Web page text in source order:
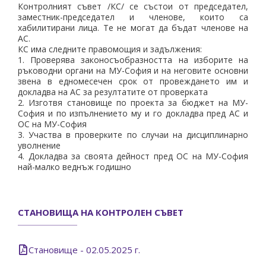
Контролният съвет /КС/ се състои от председател,
заместник-председател и членове, които са
хабилитирани лица. Те не могат да бъдат членове на
АС.
КС има следните правомощия и задължения:
1. Проверява законосъобразността на изборите на
ръководни органи на МУ-София и на неговите основни
звена в едномесечен срок от провеждането им и
докладва на АС за резултатите от проверката
2. Изготвя становище по проекта за бюджет на МУ-
София и по изпълнението му и го докладва пред АС и
ОС на МУ-София
3. Участва в проверките по случаи на дисциплинарно
уволнение
4. Докладва за своята дейност пред ОС на МУ-София
най-малко веднъж годишно
СТАНОВИЩА НА КОНТРОЛЕН СЪВЕТ
Становище - 02.05.2025 г.